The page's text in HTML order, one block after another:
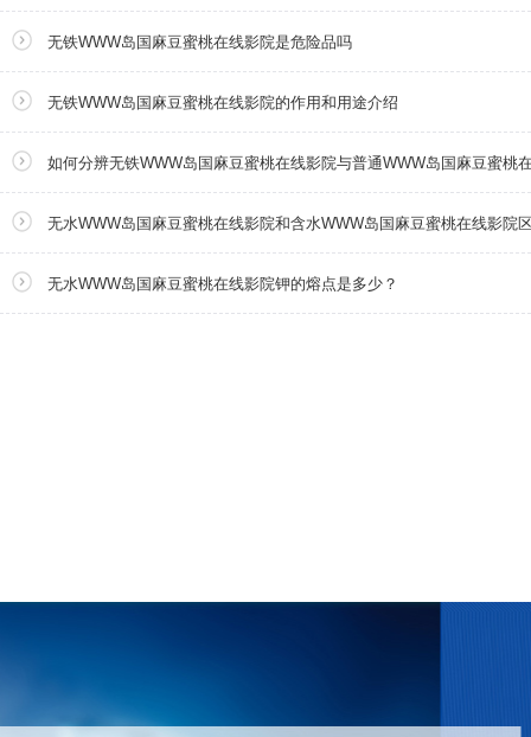
无铁WWW岛国麻豆蜜桃在线影院是危险品吗
无铁WWW岛国麻豆蜜桃在线影院的作用和用途介绍
如何分辨无铁WWW岛国麻豆蜜桃在线影院与普通WWW岛国麻豆蜜桃
无水WWW岛国麻豆蜜桃在线影院和含水WWW岛国麻豆蜜桃在线影院
无水WWW岛国麻豆蜜桃在线影院钾的熔点是多少？